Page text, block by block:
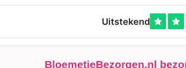
BloemetjeBezorgen.nl